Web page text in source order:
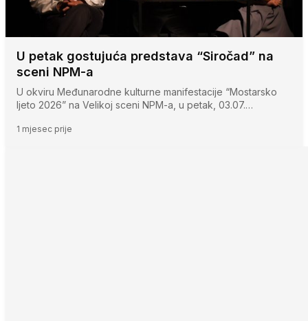
U petak gostujuća predstava “Siročad” na
sceni NPM-a
U okviru Međunarodne kulturne manifestacije “Mostarsko
ljeto 2026” na Velikoj sceni NPM-a, u petak, 03.07.…
1 mjesec prije